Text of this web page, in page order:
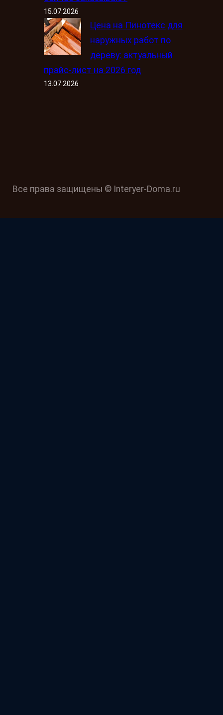
15.07.2026
Цена на Пинотекс для
наружных работ по
дереву: актуальный
прайс-лист на 2026 год
13.07.2026
Все права защищены © Interyer-Doma.ru